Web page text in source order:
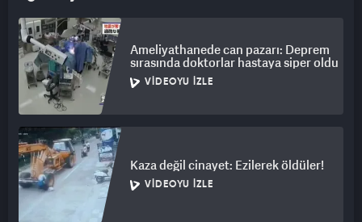
Ameliyathanede can pazarı: Deprem
sırasında doktorlar hastaya siper oldu
VIDEOYU İZLE
Kaza değil cinayet: Ezilerek öldüler!
VIDEOYU İZLE